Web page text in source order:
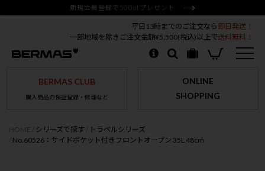
新規会員登録で500ptプレゼント
平日13時までのご注文なら 即日発送！
一部地域を除きご注文金額¥5,500(税込)以上で送料無料！
BERMAS CLUB
購入商品の保証登録・修理など
ONLINE
SHOPPING
シリーズで探す
トラベルシリーズ
No.60526：サイドポケット付きフロントオープン 35L 48cm